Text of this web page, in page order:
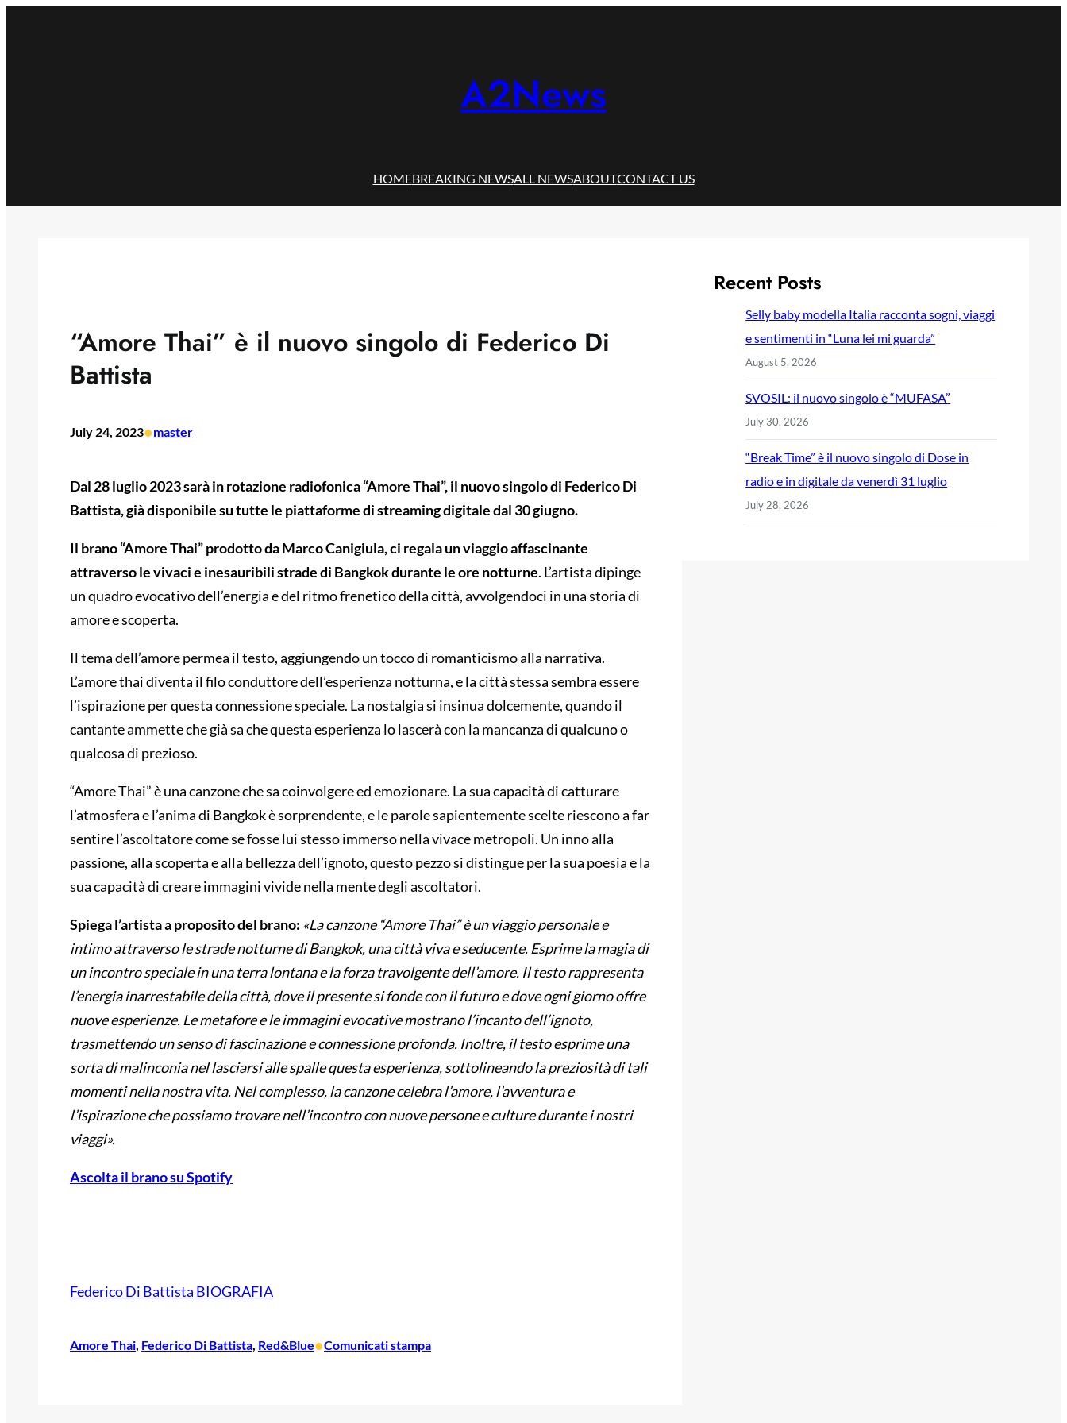
A2News
HOMEBREAKING NEWSALL NEWSABOUTCONTACT US
“Amore Thai” è il nuovo singolo di Federico Di
Battista
July 24, 2023•master
Dal 28 luglio 2023 sarà in rotazione radiofonica “Amore Thai”, il nuovo singolo di Federico Di
Battista, già disponibile su tutte le piattaforme di streaming digitale dal 30 giugno.
Il brano “Amore Thai” prodotto da Marco Canigiula, ci regala un viaggio affascinante
attraverso le vivaci e inesauribili strade di Bangkok durante le ore notturne. L’artista dipinge
un quadro evocativo dell’energia e del ritmo frenetico della città, avvolgendoci in una storia di
amore e scoperta.
Il tema dell’amore permea il testo, aggiungendo un tocco di romanticismo alla narrativa.
L’amore thai diventa il filo conduttore dell’esperienza notturna, e la città stessa sembra essere
l’ispirazione per questa connessione speciale. La nostalgia si insinua dolcemente, quando il
cantante ammette che già sa che questa esperienza lo lascerà con la mancanza di qualcuno o
qualcosa di prezioso.
“Amore Thai” è una canzone che sa coinvolgere ed emozionare. La sua capacità di catturare
l’atmosfera e l’anima di Bangkok è sorprendente, e le parole sapientemente scelte riescono a far
sentire l’ascoltatore come se fosse lui stesso immerso nella vivace metropoli. Un inno alla
passione, alla scoperta e alla bellezza dell’ignoto, questo pezzo si distingue per la sua poesia e la
sua capacità di creare immagini vivide nella mente degli ascoltatori.
Spiega l’artista a proposito del brano: «La canzone “Amore Thai” è un viaggio personale e
intimo attraverso le strade notturne di Bangkok, una città viva e seducente. Esprime la magia di
un incontro speciale in una terra lontana e la forza travolgente dell’amore. Il testo rappresenta
l’energia inarrestabile della città, dove il presente si fonde con il futuro e dove ogni giorno offre
nuove esperienze. Le metafore e le immagini evocative mostrano l’incanto dell’ignoto,
trasmettendo un senso di fascinazione e connessione profonda. Inoltre, il testo esprime una
sorta di malinconia nel lasciarsi alle spalle questa esperienza, sottolineando la preziosità di tali
momenti nella nostra vita. Nel complesso, la canzone celebra l’amore, l’avventura e
l’ispirazione che possiamo trovare nell’incontro con nuove persone e culture durante i nostri
viaggi».
Ascolta il brano su Spotify
Federico Di Battista BIOGRAFIA
Amore Thai, Federico Di Battista, Red&Blue•Comunicati stampa
Recent Posts
Selly baby modella Italia racconta sogni, viaggi
e sentimenti in “Luna lei mi guarda”
August 5, 2026
SVOSIL: il nuovo singolo è “MUFASA”
July 30, 2026
“Break Time” è il nuovo singolo di Dose in
radio e in digitale da venerdì 31 luglio
July 28, 2026